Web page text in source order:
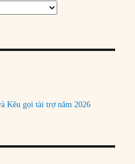
Kêu gọi tài trợ năm 2026